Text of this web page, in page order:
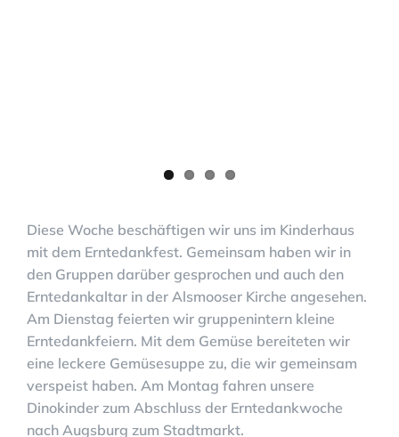
Diese Woche beschäftigen wir uns im Kinderhaus
mit dem Erntedankfest. Gemeinsam haben wir in
den Gruppen darüber gesprochen und auch den
Erntedankaltar in der Alsmooser Kirche angesehen.
Am Dienstag feierten wir gruppenintern kleine
Erntedankfeiern. Mit dem Gemüse bereiteten wir
eine leckere Gemüsesuppe zu, die wir gemeinsam
verspeist haben. Am Montag fahren unsere
Dinokinder zum Abschluss der Erntedankwoche
nach Augsburg zum Stadtmarkt.